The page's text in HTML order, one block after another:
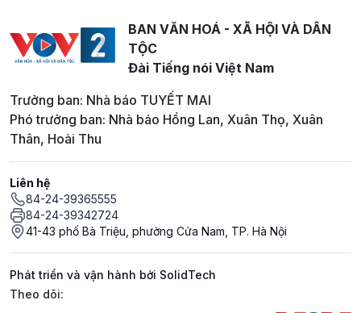
BAN VĂN HOÁ - XÃ HỘI VÀ DÂN
TỘC
Đài Tiếng nói Việt Nam
Trưởng ban: Nhà báo TUYẾT MAI
Phó trưởng ban: Nhà báo Hồng Lan, Xuân Thọ, Xuân
Thân, Hoài Thu
Liên hệ
84-24-39365555
84-24-39342724
41-43 phố Bà Triệu, phường Cửa Nam, TP. Hà Nội
Phát triển và vận hành bởi SolidTech
Mạng xã hội
Theo dõi: